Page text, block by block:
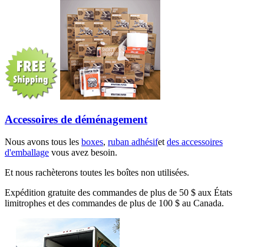
Accessoires de déménagement
Nous avons tous les boxes, ruban adhésifetdes accessoires
d'emballage vous avez besoin.
Et nous rachèterons toutes les boîtes non utilisées.
Expédition gratuite des commandes de plus de 50 $ aux États
limitrophes et des commandes de plus de 100 $ au Canada.